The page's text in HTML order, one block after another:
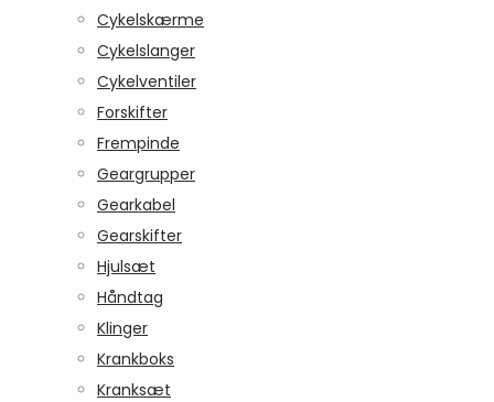
Cykelskærme
Cykelslanger
Cykelventiler
Forskifter
Frempinde
Geargrupper
Gearkabel
Gearskifter
Hjulsæt
Håndtag
Klinger
Krankboks
Kranksæt